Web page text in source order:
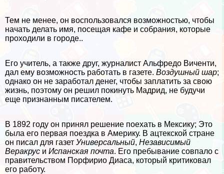
Тем не менее, он воспользовался возможностью, чтобы
начать делать имя, посещая кафе и собрания, которые
проходили в городе..
Его учитель, а также друг, журналист Альфредо Виченти,
дал ему возможность работать в газете. Воздушный шар;
однако он не заработал денег, чтобы заплатить за свою
жизнь, поэтому он решил покинуть Мадрид, не будучи
еще признанным писателем.
В 1892 году он принял решение поехать в Мексику; Это
была его первая поездка в Америку. В ацтекской стране
он писал для газет Универсальный, Независимый
Веpaкрус и Испанская почта. Его пребывание совпало с
правительством Порфирио Диаса, который критиковал
его работу.